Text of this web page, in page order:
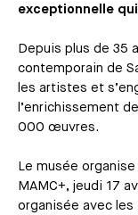
exceptionnelle
Depuis plus de 35
contemporain de
les artistes et
l’enrichissement
000 œuvres.
Le musée
MAMC+, jeudi 17
organisée avec les